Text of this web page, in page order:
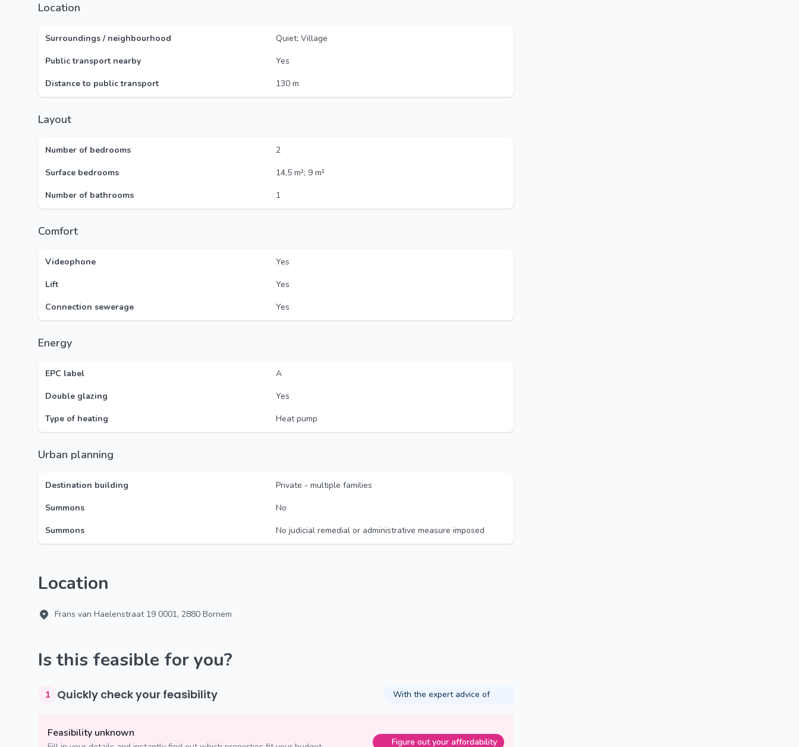
Location
Surroundings / neighbourhood
Quiet; Village
Public transport nearby
Yes
Distance to public transport
130 m
Layout
Number of bedrooms
2
Surface bedrooms
14,5 m²; 9 m²
Number of bathrooms
1
Comfort
Videophone
Yes
Lift
Yes
Connection sewerage
Yes
Energy
EPC label
A
Double glazing
Yes
Type of heating
Heat pump
Urban planning
Destination building
Private - multiple families
Summons
No
Summons
No judicial remedial or administrative measure imposed
Location
Frans van Haelenstraat 19 0001, 2880 Bornem
Is this feasible for you?
1 Quickly check your feasibility With the expert advice of
Feasibility unknown
Figure out your affordability